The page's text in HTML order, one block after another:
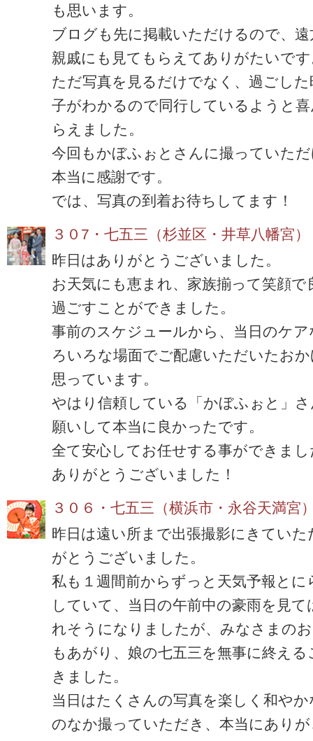
も思います。
ブログも先に掲載いただけるので、
親戚にも見てもらえてありがたいで
ただ写真を見るだけでなく、過ごした
子がわかるので同行しているようと
らえました。
今回もかぼふぉとさんに撮っていた
本当に感謝です。
では、写真の到着お待ちしてます！
３０7・七五三（杉並区・井草八幡宮）
昨日はありがとうございました。
お天気にも恵まれ、家族揃って笑顔で
過ごすことができました。
事前のスケジュールから、当日のケ
ろいろな場面でご配慮いただいたお
思っています。
やはり信頼している「かぼふぉと」
願いして本当に良かったです。
全て安心してお任せする事ができまし
ありがとうございました！
３０６・七五三（横浜市・永谷天満宮
昨日は遠い所まで出張撮影にきていた
がとうございました。
私も１週間前からずっと天気予報とに
していて、当日の午前中の豪雨を見て
れそうになりましたが、みなさまの
もあがり、娘の七五三を無事に終え
きました。
当日はたくさんの写真を楽しく和やか
のなか撮っていただき、本当にあり